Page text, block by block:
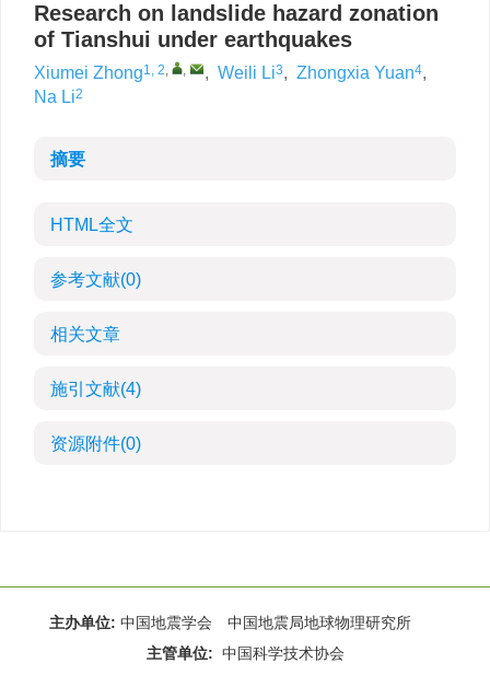
Research on landslide hazard zonation
of Tianshui under earthquakes
Xiumei Zhong1, 2, , , Weili Li3, Zhongxia Yuan4,
Na Li2
摘要
HTML全文
参考文献(0)
相关文章
施引文献(4)
资源附件(0)
主办单位: 中国地震学会 中国地震局地球物理研究所
主管单位: 中国科学技术协会